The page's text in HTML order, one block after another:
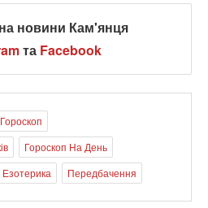
новини Кам'янця
та Facebook
Гороскоп
Гороскоп На День
Езотерика Передбачення